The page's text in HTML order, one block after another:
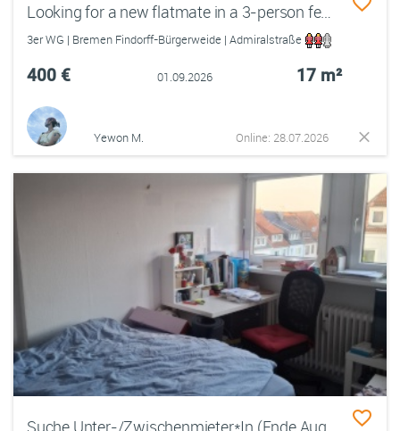
Looking for a new flatmate in a 3-person female Wg in Findorff
3er WG | Bremen Findorff-Bürgerweide | Admiralstraße
400 € 01.09.2026 17 m²
Yewon M. Online: 28.07.2026
Suche Unter-/Zwischenmieter*In (Ende August - Mitte Dezember)/looking for subtenant (End of August - Mid-December)